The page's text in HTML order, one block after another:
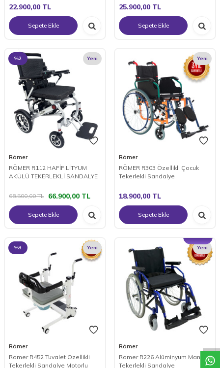
W
h
a
t
a
p
p
D
e
s
t
e
H
a
t
t
22.900,00 TL
Sepete Ekle
25.900,00 TL
Sepete Ekle
%2 Yeni
Römer
RÖMER R112 HAFİF LİTYUM
AKÜLÜ TEKERLEKLİ SANDALYE
68.500,00TL 66.900,00 TL
Sepete Ekle
Yeni
Römer
RÖMER R303 Özellikli Çocuk
Tekerlekli Sandalye
18.900,00 TL
Sepete Ekle
%3 Yeni
Römer
Römer R452 Tuvalet Özellikli
Tekerlekli Sandalye Motorlu
Yeni
Römer
Römer R226 Alüminyum Manuel
Tekerlekli Sandalye